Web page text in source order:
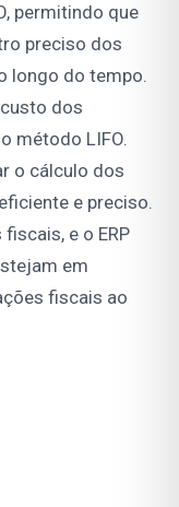
permitindo que
preciso dos
longo do tempo.
dos
método LIFO.
o cálculo dos
e preciso.
e o ERP
em
fiscais ao